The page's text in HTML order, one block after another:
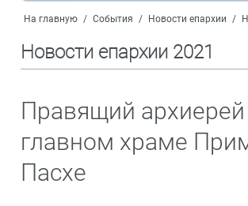
На главную / События / Новости епархии /
Новости епархии 2021
Правящий
главном храме
Пасхе